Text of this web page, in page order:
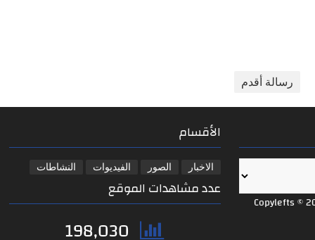
رسالة أقدم
Copylefts ©
الأقسام
الاخبار الصور الفيديوات النشاطات
عدد مشاهدات الموقع
198,030